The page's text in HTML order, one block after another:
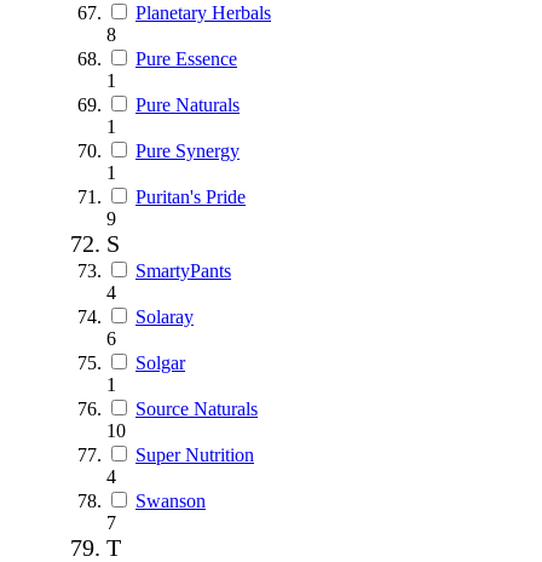
Planetary Herbals
8
Pure Essence
1
Pure Naturals
1
Pure Synergy
1
Puritan's Pride
9
S
SmartyPants
4
Solaray
6
Solgar
1
Source Naturals
10
Super Nutrition
4
Swanson
7
T